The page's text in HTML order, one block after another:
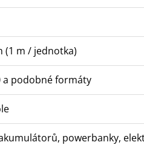
(1 m / jednotka)
a podobné formáty
powerbanky,